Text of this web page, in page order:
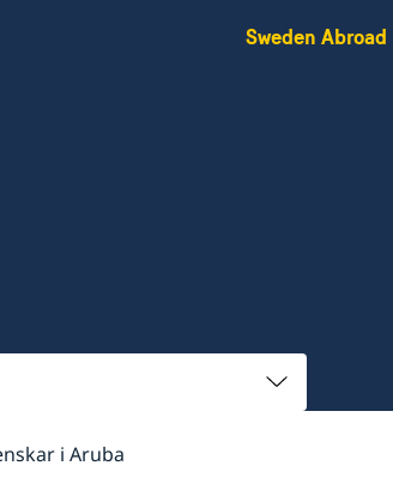
Sweden Abroad
i Aruba